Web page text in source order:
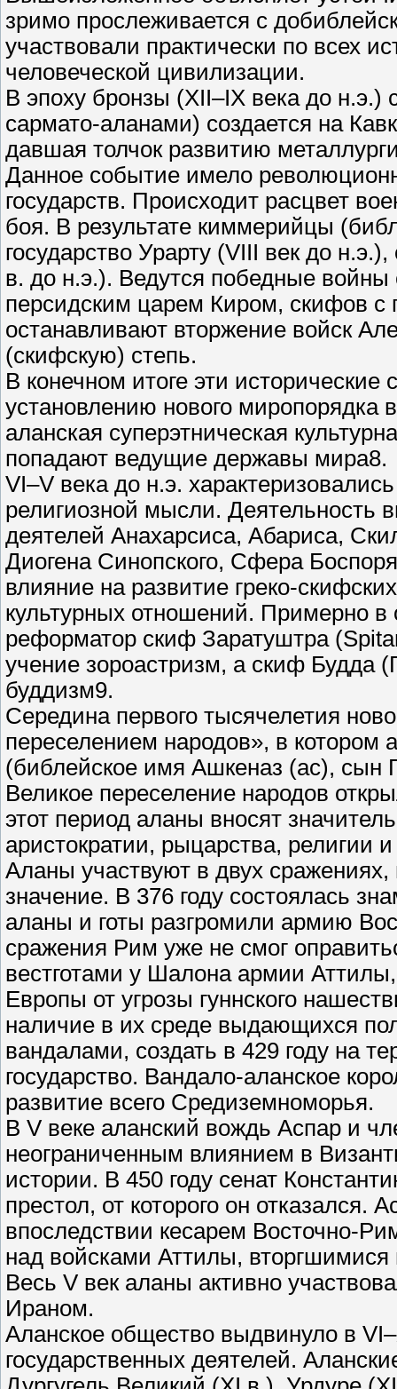
зримо прослеживается с
участвовали практически по всех
человеческой цивилизации.
В эпоху бронзы (XII–IX века до
сармато-аланами) создается на
давшая толчок развитию
Данное событие имело
государств. Происходит расцвет
боя. В результате киммерийцы
государство Урарту (VIII век до
в. до н.э.). Ведутся победные
персидским царем Киром, скифов
останавливают вторжение войск
(скифскую) степь.
В конечном итоге эти
установлению нового миропорядка
аланская суперэтническая
попадают ведущие державы мира8.
VI–V века до н.э.
религиозной мысли.
деятелей Анахарсиса, Абариса,
Диогена Синопского, Сфера
влияние на развитие греко-
культурных отношений. Примерно в
реформатор скиф Заратуштра
учение зороастризм, а скиф Будда
буддизм9.
Середина первого тысячелетия
переселением народов», в котором
(библейское имя Ашкеназ (ас), сын
Великое переселение народов
этот период аланы вносят
аристократии, рыцарства, религии
Аланы участвуют в двух
значение. В 376 году состоялась
аланы и готы разгромили армию
сражения Рим уже не смог
вестготами у Шалона армии
Европы от угрозы гуннского
наличие в их среде выдающихся
вандалами, создать в 429 году на
государство. Вандало-аланское
развитие всего Средиземноморья.
В V веке аланский вождь Аспар и
неограниченным влиянием в
истории. В 450 году сенат
престол, от которого он
впоследствии кесарем Восточно-
над войсками Аттилы, вторгшимися
Весь V век аланы активно
Ираном.
Аланское общество выдвинуло в
государственных деятелей.